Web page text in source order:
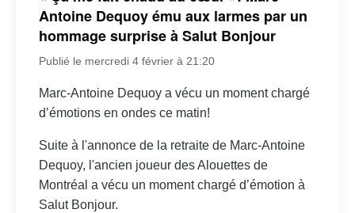
Antoine Dequoy ému aux larmes par un
hommage surprise à Salut Bonjour
Publié le mercredi 4 février à 21:20
Marc-Antoine Dequoy a vécu un moment chargé
d’émotions en ondes ce matin!
Suite à l'annonce de la retraite de Marc-Antoine
Dequoy, l'ancien joueur des Alouettes de
Montréal a vécu un moment chargé d’émotion à
Salut Bonjour.